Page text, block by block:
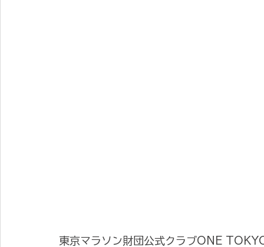
東京マラソン財団公式クラブONE